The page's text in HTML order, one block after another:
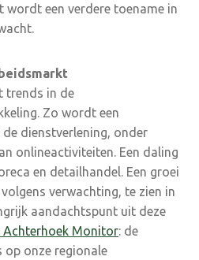
een verdere toename in
trends in de
Zo wordt een
dienstverlening, onder
onlineactiviteiten. Een daling
en detailhandel. Een groei
verwachting, te zien in
aandachtspunt uit deze
Achterhoek Monitor: de
op onze regionale